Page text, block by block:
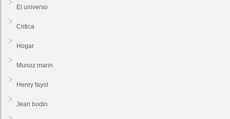
El universo
Critica
Hogar
Munoz marin
Henry fayol
Jean bodin